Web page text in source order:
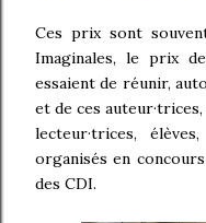
Ces prix sont
Imaginales, le prix
essaient de réunir,
et de ces auteur·trices,
lecteur·trices,
organisés en
des CDI.